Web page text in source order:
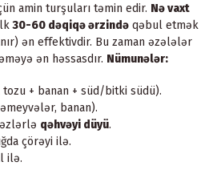
amin turşuları təmin edir. Nə vaxt
30-60 dəqiqə ərzində qəbul etmək
ən effektivdir. Bu zaman əzələlər
ən həssasdır. Nümunələr:
+ banan + süd/bitki südü).
banan).
qəhvəyi düyü.
çörəyi ilə.
ilə.